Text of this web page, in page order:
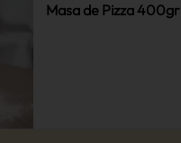
Masa de Pizza 400gr